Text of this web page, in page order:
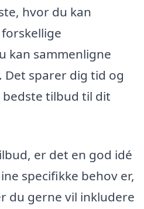
hvor du kan
kan sammenligne
Det sparer dig tid og
tilbud til dit
er det en god idé
specifikke behov er,
du gerne vil inkludere